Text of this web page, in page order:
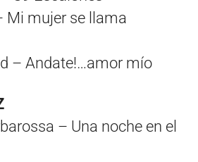
Mi mujer se llama
– Andate!…amor mío
– Una noche en el